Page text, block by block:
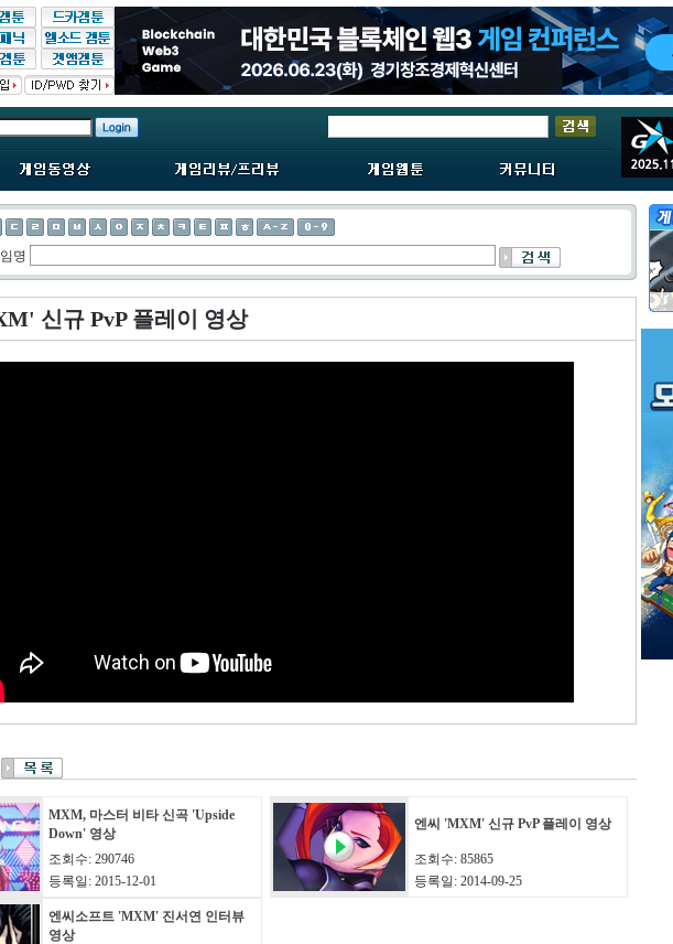
명
신규 PvP 플레이 영상
MXM, 마스터 비타 신곡 'Upside
Down' 영상
조회수: 290746
등록일: 2015-12-01
엔씨 'MXM' 신규 PvP 플레이 영상
조회수: 85865
등록일: 2014-09-25
엔씨소프트 'MXM' 진서연 인터뷰
영상